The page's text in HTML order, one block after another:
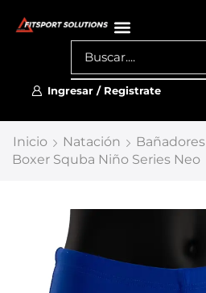
Ingresar / Registrate
Inicio Natación
Bañadores
Boxer Squba Niño Series Neo